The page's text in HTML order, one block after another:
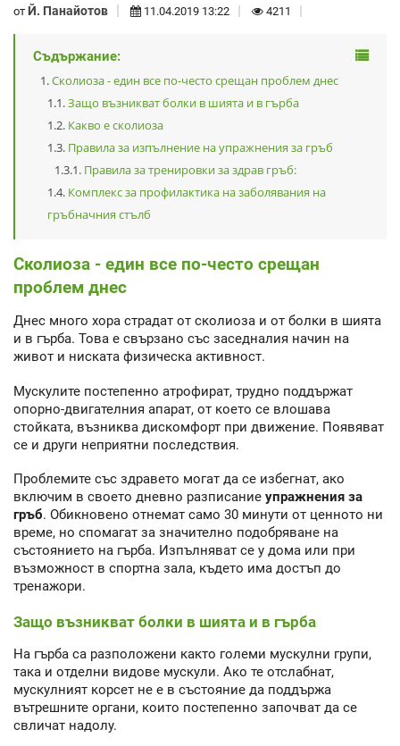
от Й. Панайотов 11.04.2019 13:22 4211
Съдържание:
Сколиоза - един все по-често срещан проблем днес
Защо възникват болки в шията и в гърба
Какво е сколиоза
Правила за изпълнение на упражнения за гръб
Правила за тренировки за здрав гръб:
Комплекс за профилактика на заболявания на
гръбначния стълб
Сколиоза - един все по-често срещан
проблем днес
Днес много хора страдат от сколиоза и от болки в шията
и в гърба. Това е свързано със заседналия начин на
живот и ниската физическа активност.
Мускулите постепенно атрофират, трудно поддържат
опорно-двигателния апарат, от което се влошава
стойката, възниква дискомфорт при движение. Появяват
се и други неприятни последствия.
Проблемите със здравето могат да се избегнат, ако
включим в своето дневно разписание упражнения за
гръб. Обикновено отнемат само 30 минути от ценното ни
време, но спомагат за значително подобряване на
състоянието на гърба. Изпълняват се у дома или при
възможност в спортна зала, където има достъп до
тренажори.
Защо възникват болки в шията и в гърба
На гърба са разположени както големи мускулни групи,
така и отделни видове мускули. Ако те отслабнат,
мускулният корсет не е в състояние да поддържа
вътрешните органи, които постепенно започват да се
свличат надолу.